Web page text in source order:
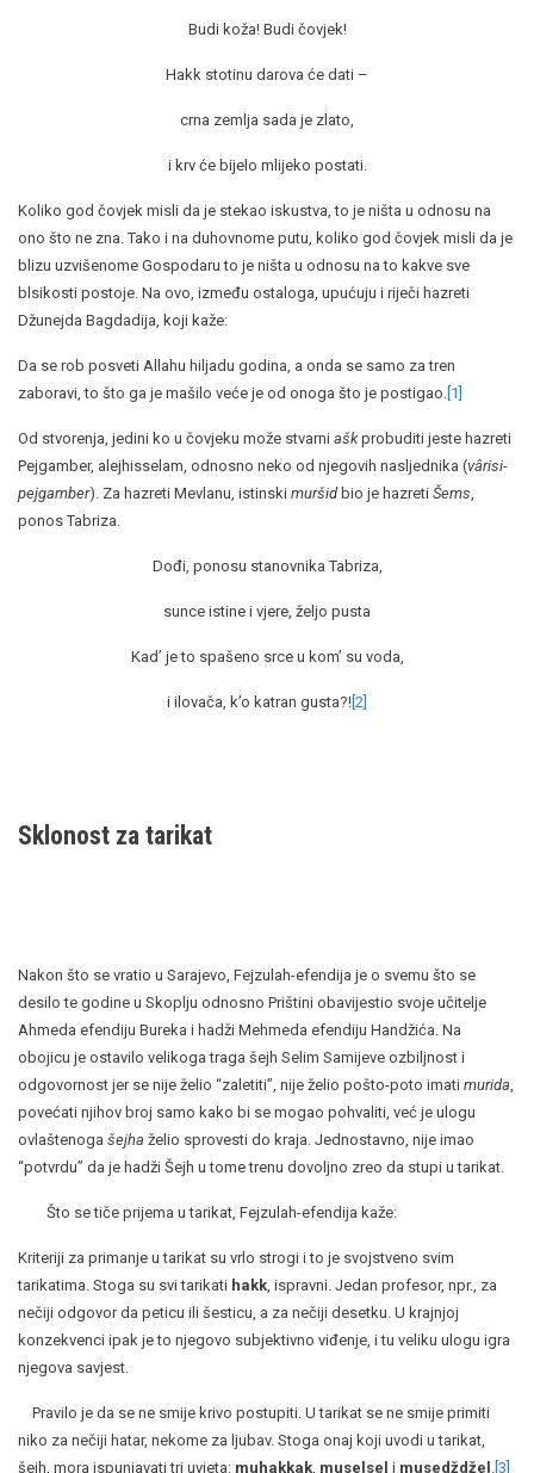
Budi koža! Budi čovjek!
Hakk stotinu darova će dati –
crna zemlja sada je zlato,
i krv će bijelo mlijeko postati.
Koliko god čovjek misli da je stekao iskustva, to je ništa u odnosu na
ono što ne zna. Tako i na duhovnome putu, koliko god čovjek misli da je
blizu uzvišenome Gospodaru to je ništa u odnosu na to kakve sve
blsikosti postoje. Na ovo, između ostaloga, upućuju i riječi hazreti
Džunejda Bagdadija, koji kaže:
Da se rob posveti Allahu hiljadu godina, a onda se samo za tren
zaboravi, to što ga je mašilo veće je od onoga što je postigao. [1]
Od stvorenja, jedini ko u čovjeku može stvarni aškprobuditi jeste hazreti
Pejgamber, alejhisselam, odnosno neko od njegovih nasljednika (vârisi-
pejgamber). Za hazreti Mevlanu, istinski muršidbio je hazreti Šems
ponos Tabriza.
Dođi, ponosu stanovnika Tabriza,
sunce istine i vjere, željo pusta
Kad’ je to spašeno srce u kom’ su voda,
i ilovača, k’o katran gusta?! [2]
Sklonost za tarikat
Nakon što se vratio u Sarajevo, Fejzulah-efendija je o svemu što se
desilo te godine u Skoplju odnosno Prištini obavijestio svoje učitelje
Ahmeda efendiju Bureka i hadži Mehmeda efendiju Handžića. Na
obojicu je ostavilo velikoga traga šejh Selim Samijeve ozbiljnost i
odgovornost jer se nije želio “zaletiti”, nije želio pošto-poto imati murida
povećati njihov broj samo kako bi se mogao pohvaliti, već je ulogu
ovlaštenoga šejha želio sprovesti do kraja. Jednostavno, nije imao
“potvrdu” da je hadži Šejh u tome trenu dovoljno zreo da stupi u tarikat.
Što se tiče prijema u tarikat, Fejzulah-efendija kaže:
Kriteriji za primanje u tarikat su vrlo strogi i to je svojstveno svim
tarikatima. Stoga su svi tarikati hakk , ispravni. Jedan profesor, npr., za
nečiji odgovor da peticu ili šesticu, a za nečiji desetku. U krajnjoj
konzekvenci ipak je to njegovo subjektivno viđenje, i tu veliku ulogu igra
njegova savjest.
Pravilo je da se ne smije krivo postupiti. U tarikat se ne smije primiti
niko za nečiji hatar, nekome za ljubav. Stoga onaj koji uvodi u tarikat,
šejh, mora ispunjavati tri uvjeta: muhakkak muselsel i musedždžel [3]